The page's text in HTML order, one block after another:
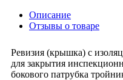
Описание
Отзывы о товаре
Ревизия (крышка) с
для закрытия
бокового патрубка